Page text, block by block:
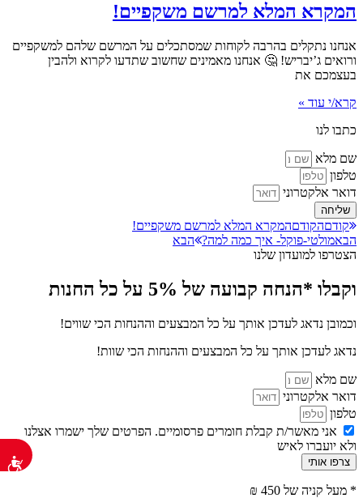
המקרא המלא למרשם משקפיים!
אנחנו נתקלים בהרבה לקוחות שמסתכלים על המרשם שלהם למשקפיים
ורואים ג’יבריש! 🤔 אנחנו מאמינים שחשוב שתדעו לקרוא ולהבין
בעצמכם את
קרא/י עוד »
כתבו לנו
שם מלא
טלפון
דואר אלקטרוני
שליחה
קודםהקודםהמקרא המלא למרשם משקפיים!
הבאמולטי-פוקל- איך כמה למה? הבא
הצטרפו למועדון שלנו
וקבלו *הנחה קבועה של 5% על כל החנות
וכמובן נדאג לעדכן אותך על כל המבצעים וההנחות הכי שווים!
נדאג לעדכן אותך על כל המבצעים וההנחות הכי שוות!
שם מלא
דואר אלקטרוני
טלפון
אני מאשר/ת קבלת חומרים פרסומיים. הפרטים שלך ישמרו אצלנו
ולא יועברו לאיש
צרפו אותי
* מעל קניה של 450 ₪